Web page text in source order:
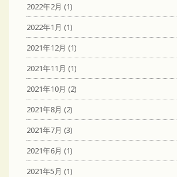
2022年2月 (1)
2022年1月 (1)
2021年12月 (1)
2021年11月 (1)
2021年10月 (2)
2021年8月 (2)
2021年7月 (3)
2021年6月 (1)
2021年5月 (1)